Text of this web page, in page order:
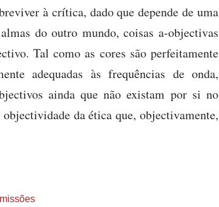
à crítica, dado que depende de uma
do outro mundo, coisas a-objectivas
Tal como as cores são perfeitamente
adequadas às frequências de onda,
ainda que não existam por si no
da ética que, objectivamente,